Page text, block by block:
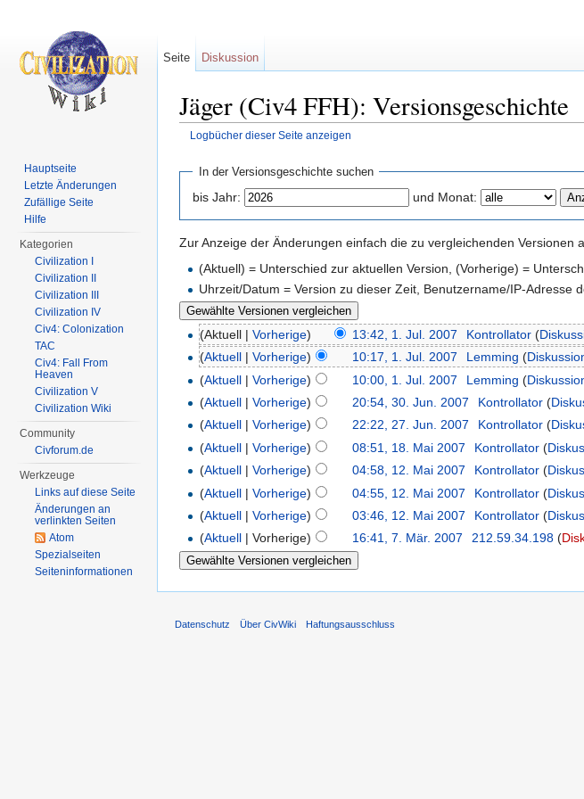
Jäger (Civ4 FFH): Versionsgeschichte
Logbücher dieser Seite anzeigen
In der Versionsgeschichte suchen
bis Jahr: und Monat:
Zur Anzeige der Änderungen einfach die zu vergleichenden Versionen
(Aktuell) = Unterschied zur aktuellen Version, (Vorherige) =
Uhrzeit/Datum = Version zu dieser Zeit, Benutzername/IP-Adresse
(Aktuell |Vorherige) 13:42, 1. Jul. 2007 Kontrollator (
(Aktuell |Vorherige) 10:17, 1. Jul. 2007 Lemming (
(Aktuell |Vorherige) 10:00, 1. Jul. 2007 Lemming (
(Aktuell |Vorherige) 20:54, 30. Jun. 2007 Kontrollator (
(Aktuell |Vorherige) 22:22, 27. Jun. 2007 Kontrollator (
(Aktuell |Vorherige) 08:51, 18. Mai 2007 Kontrollator (
(Aktuell |Vorherige) 04:58, 12. Mai 2007 Kontrollator (
(Aktuell |Vorherige) 04:55, 12. Mai 2007 Kontrollator (
(Aktuell |Vorherige) 03:46, 12. Mai 2007 Kontrollator (
(Aktuell | Vorherige) 16:41, 7. Mär. 2007 212.59.34.198 (
Seite Diskussion
Hauptseite
Letzte Änderungen
Zufällige Seite
Hilfe
Kategorien
Civilization I
Civilization II
Civilization III
Civilization IV
Civ4: Colonization
TAC
Civ4: Fall From
Heaven
Civilization V
Civilization Wiki
Community
Civforum.de
Werkzeuge
Links auf diese Seite
Änderungen an
verlinkten Seiten
Atom
Spezialseiten
Seiten­informationen
Datenschutz Über CivWiki Haftungsausschluss